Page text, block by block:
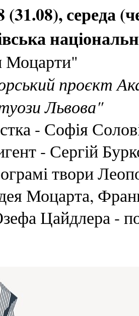
(31.08), середа
Моцарти"
проєкт
Львова"
- Софія
- Сергій
твори
Моцарта,
Цайдлера -